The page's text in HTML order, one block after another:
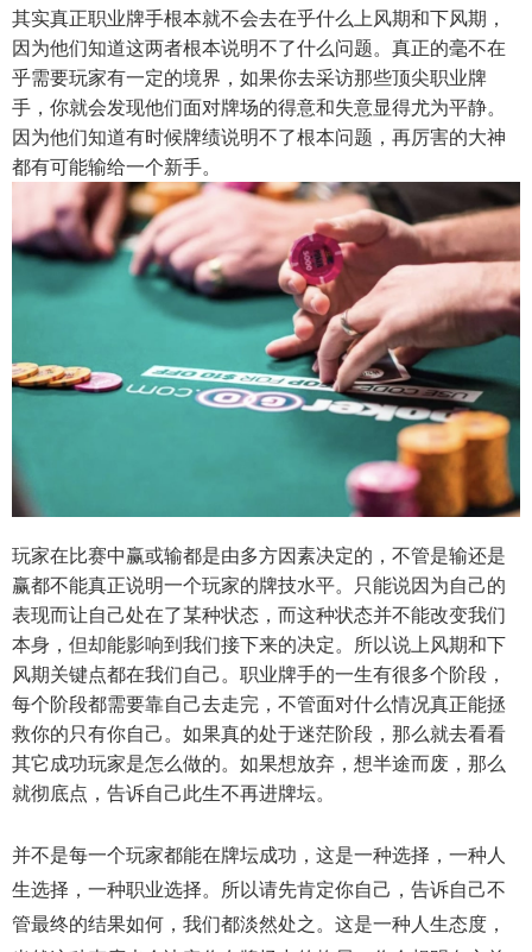
其实真正职业牌手根本就不会去在乎什么上风期和下风期，
因为他们知道这两者根本说明不了什么问题。真正的毫不在
乎需要玩家有一定的境界，如果你去采访那些顶尖职业牌
手，你就会发现他们面对牌场的得意和失意显得尤为平静。
因为他们知道有时候牌绩说明不了根本问题，再厉害的大神
都有可能输给一个新手。
玩家在比赛中赢或输都是由多方因素决定的，不管是输还是
赢都不能真正说明一个玩家的牌技水平。只能说因为自己的
表现而让自己处在了某种状态，而这种状态并不能改变我们
本身，但却能影响到我们接下来的决定。所以说上风期和下
风期关键点都在我们自己。职业牌手的一生有很多个阶段，
每个阶段都需要靠自己去走完，不管面对什么情况真正能拯
救你的只有你自己。如果真的处于迷茫阶段，那么就去看看
其它成功玩家是怎么做的。如果想放弃，想半途而废，那么
就彻底点，告诉自己此生不再进牌坛。
并不是每一个玩家都能在牌坛成功，这是一种选择，一种人
生选择，一种职业选择。所以请先肯定你自己，告诉自己不
管最终的结果如何，我们都淡然处之。这是一种人生态度，